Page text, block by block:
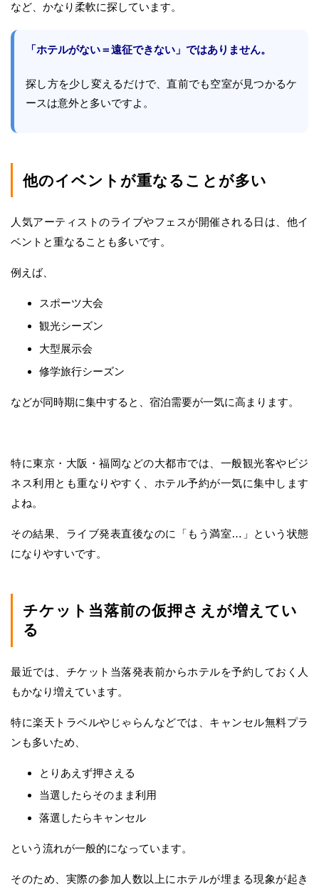
など、かなり柔軟に探しています。
「ホテルがない＝遠征できない」ではありません。
探し方を少し変えるだけで、直前でも空室が見つかるケ
ースは意外と多いですよ。
他のイベントが重なることが多い
人気アーティストのライブやフェスが開催される日は、他イ
ベントと重なることも多いです。
例えば、
スポーツ大会
観光シーズン
大型展示会
修学旅行シーズン
などが同時期に集中すると、宿泊需要が一気に高まります。
特に東京・大阪・福岡などの大都市では、一般観光客やビジ
ネス利用とも重なりやすく、ホテル予約が一気に集中します
よね。
その結果、ライブ発表直後なのに「もう満室…」という状態
になりやすいです。
チケット当落前の仮押さえが増えてい
る
最近では、チケット当落発表前からホテルを予約しておく人
もかなり増えています。
特に楽天トラベルやじゃらんなどでは、キャンセル無料プラ
ンも多いため、
とりあえず押さえる
当選したらそのまま利用
落選したらキャンセル
という流れが一般的になっています。
そのため、実際の参加人数以上にホテルが埋まる現象が起き